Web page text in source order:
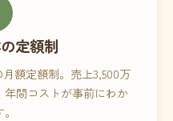
定額制
額定額制。売上3,500万
間コストが事前にわか